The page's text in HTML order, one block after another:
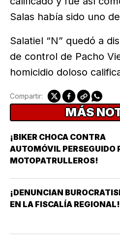
Salas había sido uno
Salatiel “N” quedó a
de control de Pacho
homicidio doloso
Compartir:
MÁS
¡BIKER CHOCA CONTRA
AUTOMÓVIL PERSEGUIDO
MOTOPATRULLEROS!
¡DENUNCIAN
EN LA FISCALÍA REGIONAL!